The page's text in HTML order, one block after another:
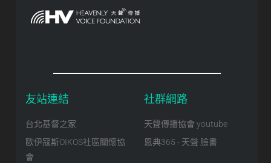
友站連結
台北基督之家
歐伊寇斯OIKOS社區關懷協
會
社群網路
天聲傳播協會 youtube
恩典365 - 天聲 臉書